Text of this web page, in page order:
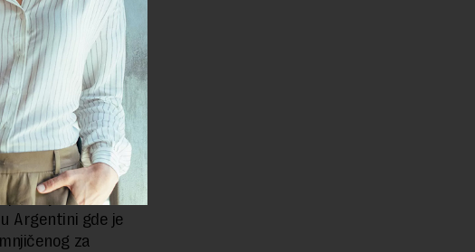
i internet sloboda,
video-nadzora
nadziranje
ili političke
koje se
pominje se
Argentini gde je
za